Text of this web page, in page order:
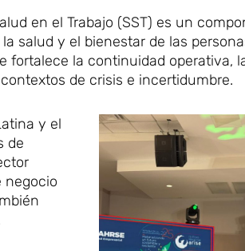
en el Trabajo (SST) es un
salud y el bienestar de las
la continuidad operativa,
de crisis e incertidumbre.
y el
de
negocio